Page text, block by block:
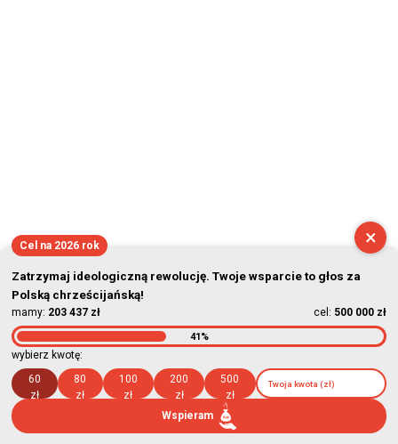
×
Cel na 2026 rok
Zatrzymaj ideologiczną rewolucję. Twoje wsparcie to głos za
Polską chrześcijańską!
mamy: 203 437 zł cel: 500 000 zł
41%
wybierz kwotę:
60
zł
80
zł
100
zł
200
zł
500
zł
Wspieram